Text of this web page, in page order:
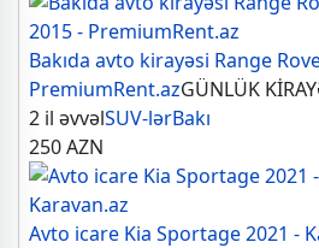
Bakıda avto kirayəsi Range
PremiumRent.azGÜNLÜK
2 il əvvəlSUV-lərBakı
250AZN
Avto icare Kia Sportage 2021 -